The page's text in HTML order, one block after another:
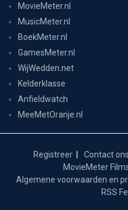
MovieMeter.nl
MusicMeter.nl
BoekMeter.nl
GamesMeter.nl
WijWedden.net
Kelderklasse
Anfieldwatch
MeeMetOranje.nl
Registreer Contact ons
MovieMeter
Algemene voorwaarden en
RSS